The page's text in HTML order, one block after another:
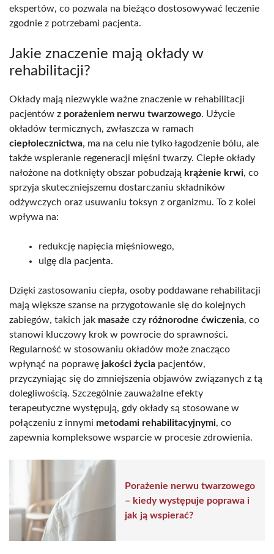
ekspertów, co pozwala na bieżąco dostosowywać leczenie
zgodnie z potrzebami pacjenta.
Jakie znaczenie mają okłady w
rehabilitacji?
Okłady mają niezwykle ważne znaczenie w rehabilitacji
pacjentów z porażeniem nerwu twarzowego. Użycie
okładów termicznych, zwłaszcza w ramach
ciepłolecznictwa, ma na celu nie tylko łagodzenie bólu, ale
także wspieranie regeneracji mięśni twarzy. Ciepłe okłady
nałożone na dotknięty obszar pobudzają krążenie krwi, co
sprzyja skuteczniejszemu dostarczaniu składników
odżywczych oraz usuwaniu toksyn z organizmu. To z kolei
wpływa na:
redukcję napięcia mięśniowego,
ulgę dla pacjenta.
Dzięki zastosowaniu ciepła, osoby poddawane rehabilitacji
mają większe szanse na przygotowanie się do kolejnych
zabiegów, takich jak masaże czy różnorodne ćwiczenia, co
stanowi kluczowy krok w powrocie do sprawności.
Regularność w stosowaniu okładów może znacząco
wpłynąć na poprawę jakości życia pacjentów,
przyczyniając się do zmniejszenia objawów związanych z tą
dolegliwością. Szczególnie zauważalne efekty
terapeutyczne występują, gdy okłady są stosowane w
połączeniu z innymi metodami rehabilitacyjnymi, co
zapewnia kompleksowe wsparcie w procesie zdrowienia.
Porażenie nerwu twarzowego
– kiedy występuje poprawa i
jak ją wspierać?